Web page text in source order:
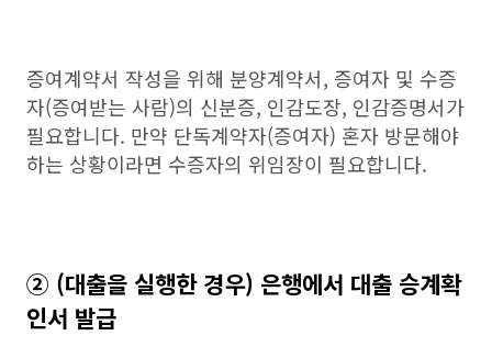
증여계약서 작성을 위해 분양계약서, 증여자 및 수증
자(증여받는 사람)의 신분증, 인감도장, 인감증명서가
필요합니다. 만약 단독계약자(증여자) 혼자 방문해야
하는 상황이라면 수증자의 위임장이 필요합니다.
② (대출을 실행한 경우) 은행에서 대출 승계확
인서 발급